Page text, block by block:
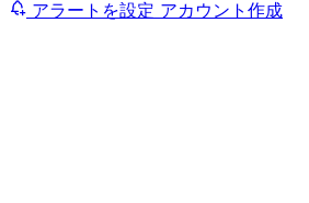
アラートを設定 アカウント作成